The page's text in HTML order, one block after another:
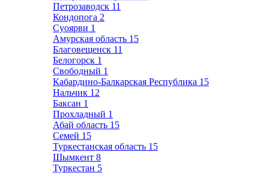
Петрозаводск 11
Кондопога 2
Суоярви 1
Амурская область 15
Благовещенск 11
Белогорск 1
Свободный 1
Кабардино-Балкарская Республика 15
Нальчик 12
Баксан 1
Прохладный 1
Абай область 15
Семей 15
Туркестанская область 15
Шымкент 8
Туркестан 5